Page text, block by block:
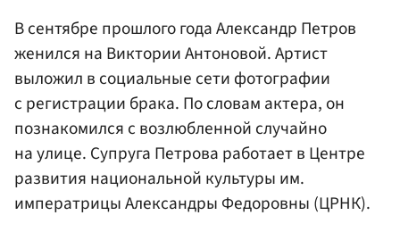
В сентябре прошлого года Александр Петров
женился на Виктории Антоновой. Артист
выложил в социальные сети фотографии
с регистрации брака. По словам актера, он
познакомился с возлюбленной случайно
на улице. Супруга Петрова работает в Центре
развития национальной культуры им.
императрицы Александры Федоровны (ЦРНК).